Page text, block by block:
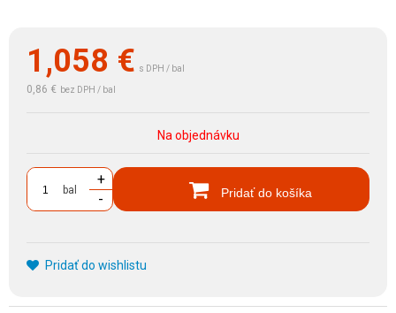
1,058 € s DPH / bal
0,86 € bez DPH / bal
Na objednávku
bal
+
-
Pridať do košíka
Pridať do wishlistu